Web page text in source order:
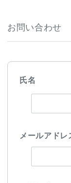
お問い合わせ
氏名
メールアドレ